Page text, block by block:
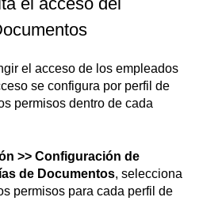
el acceso de los empleados
se configura por perfil de
permisos dentro de cada
>> Configuración de
de Documentos, selecciona
permisos para cada perfil de